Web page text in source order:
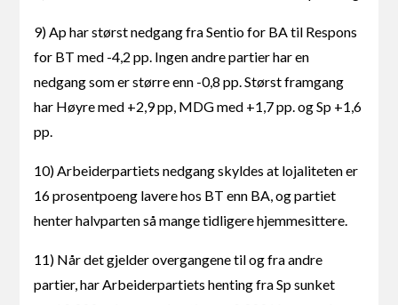
9) Ap har størst nedgang fra Sentio for BA til Respons
for BT med -4,2 pp. Ingen andre partier har en
nedgang som er større enn -0,8 pp. Størst framgang
har Høyre med +2,9 pp, MDG med +1,7 pp. og Sp +1,6
pp.
10) Arbeiderpartiets nedgang skyldes at lojaliteten er
16 prosentpoeng lavere hos BT enn BA, og partiet
henter halvparten så mange tidligere hjemmesittere.
11) Når det gjelder overgangene til og fra andre
partier, har Arbeiderpartiets henting fra Sp sunket